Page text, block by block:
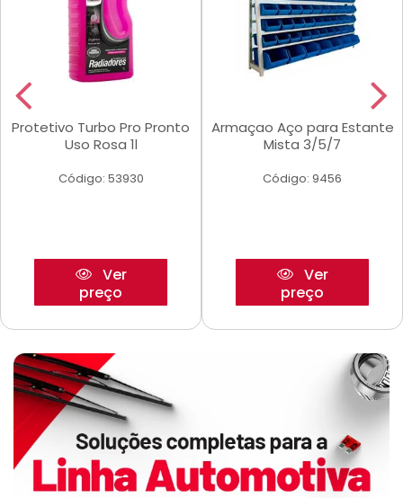
Protetivo Turbo Pro Pronto
Uso Rosa 1l
Código: 53930
Ver
preço
Armaçao Aço para Estante
Mista 3/5/7
Código: 9456
Ver
preço